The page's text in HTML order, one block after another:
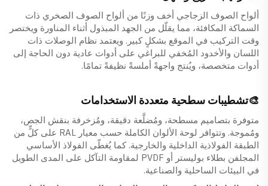
ألواح الصوف الزجاجي أخف وزنًا من ألواح الصوف الصخري ذات
السماكة المكافئة، مما يقلّل من الجهد المبذول أثناء المناورة ويختصر
وقت التركيب في الموقع بشكلٍ كبير. ويعتمد نظام الوصلات ذات
اللسان والأخدود المُخفي للبراغي على أدوات عادية دون الحاجة إلى
أدوات متخصصة، ويُنتج واجهةً أملسةً نظيفةً تمامًا.
🎨تشطيبات سطحية متعددة الاستخدامات
متوفرة بتصاميم مسطحة، ومُضلَّعة دقيقة، ومُزخرفة بنقش الجص،
ومُموجة. وتتوافر لوحة الألوان الكاملة حسب معيار RAL على كلٍّ من
الطبقة الفولاذية الداخلية والخارجية. كما يُغطّى الفولاذ الأساسي
المجلفن بطلاء بوليستر أو PVDF لمقاومة التآكل على المدى الطويل
في البيئات الساحلية والصناعية.